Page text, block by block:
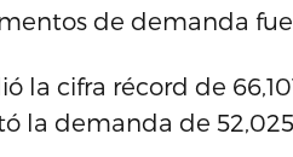
de demanda
la cifra récord de
la demanda de